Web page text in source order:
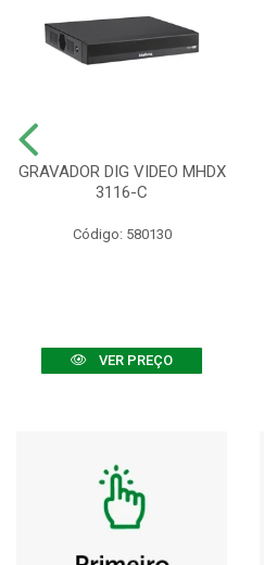
GRAVADOR DIG VIDEO MHDX
3116-C
Código: 580130
VER PREÇO